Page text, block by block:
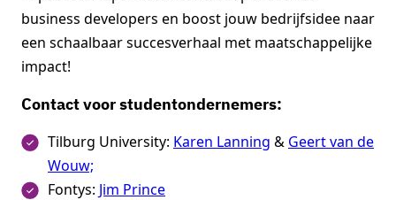
business developers en boost jouw bedrijfsidee naar
een schaalbaar succesverhaal met maatschappelijke
impact!
Contact voor studentondernemers:
Tilburg University: Karen Lanning & Geert van de
Wouw;
Fontys: Jim Prince